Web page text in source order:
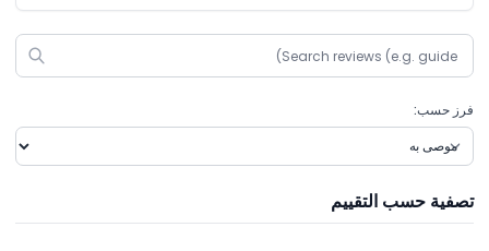
فرز حسب:
تصفية حسب التقييم